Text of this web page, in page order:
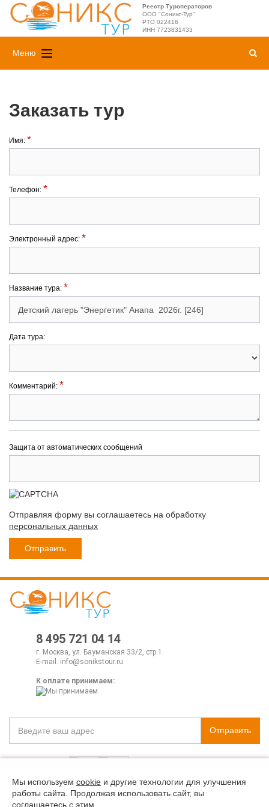
Реестр Туроператоров
ООО "Соникс-Тур"
РТО 022416
ИНН 7723831433
Меню
Заказать тур
Имя: *
Телефон: *
Электронный адрес: *
Название тура: *
Дата тура:
Комментарий: *
Защита от автоматических сообщений
Отправляя форму вы соглашаетесь на обработку
персональных данных
8 495 721 04 14
г. Москва, ул. Бауманская 33/2, стр.1.
E-mail: info@sonikstour.ru
К оплате принимаем:
Отправить
Политика конфиденциальности
Мы используем cookie и другие технологии для улучшения
работы сайта. Продолжая использовать сайт, вы
соглашаетесь с этим.